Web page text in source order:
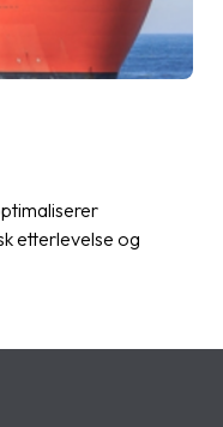
etterlevelse og